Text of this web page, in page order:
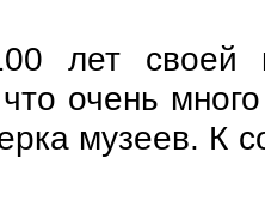
лет своей
что очень
музеев. К